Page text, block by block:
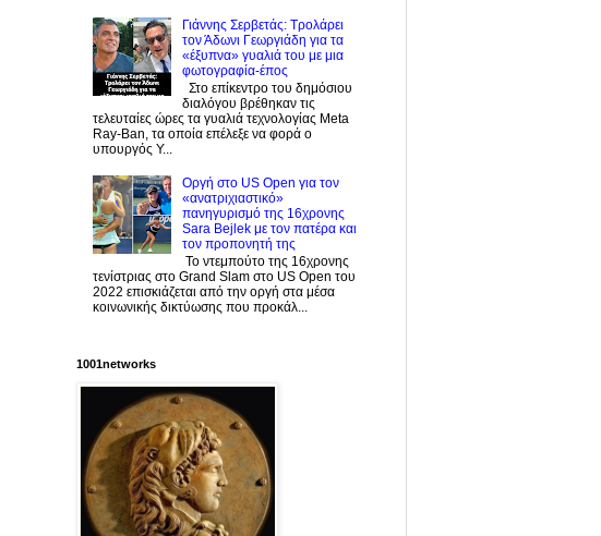
Γιάννης Σερβετάς: Τρολάρει
τον Άδωνι Γεωργιάδη για τα
«έξυπνα» γυαλιά του με μια
φωτογραφία-έπος
Στο επίκεντρο του δημόσιου
διαλόγου βρέθηκαν τις
τελευταίες ώρες τα γυαλιά τεχνολογίας Meta
Ray-Ban, τα οποία επέλεξε να φορά ο
υπουργός Υ...
Οργή στο US Open για τον
«ανατριχιαστικό»
πανηγυρισμό της 16χρονης
Sara Bejlek με τον πατέρα και
τον προπονητή της
Το ντεμπούτο της 16χρονης
τενίστριας στο Grand Slam στο US Open του
2022 επισκιάζεται από την οργή στα μέσα
κοινωνικής δικτύωσης που προκάλ...
1001networks